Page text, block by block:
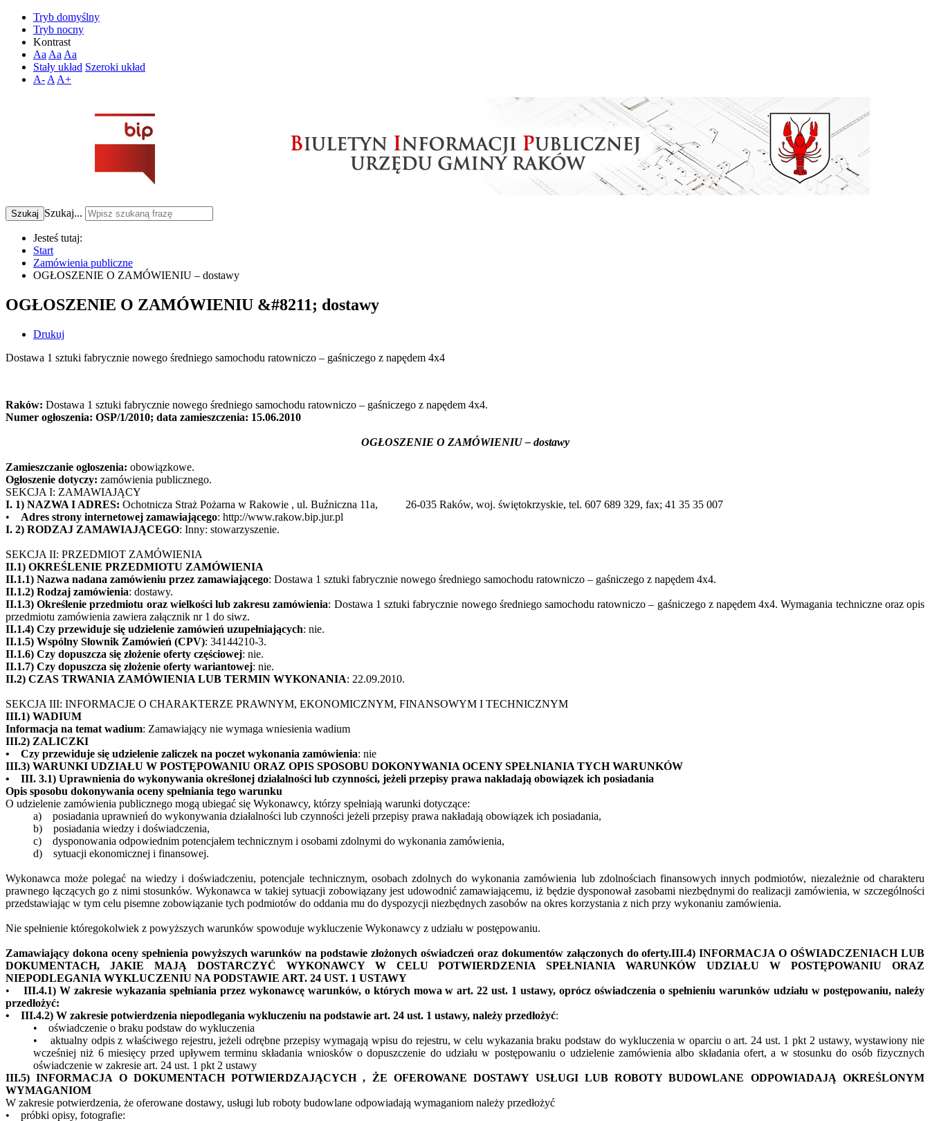
Tryb domyślny
Tryb nocny
Kontrast
Aa Aa Aa
Stały układ Szeroki układ
A- A A+
Szukaj Szukaj...
Jesteś tutaj:
Start
Zamówienia publiczne
OGŁOSZENIE O ZAMÓWIENIU – dostawy
OGŁOSZENIE O ZAMÓWIENIU &#8211; dostawy
Drukuj
Dostawa 1 sztuki fabrycznie nowego średniego samochodu ratowniczo – gaśniczego z napędem 4x4
Raków: Dostawa 1 sztuki fabrycznie nowego średniego samochodu ratowniczo – gaśniczego z napędem 4x4.
Numer ogłoszenia: OSP/1/2010; data zamieszczenia: 15.06.2010
OGŁOSZENIE O ZAMÓWIENIU – dostawy
Zamieszczanie ogłoszenia: obowiązkowe.
Ogłoszenie dotyczy: zamówienia publicznego.
SEKCJA I: ZAMAWIAJĄCY
I. 1) NAZWA I ADRES: Ochotnicza Straż Pożarna w Rakowie , ul. Buźniczna 11a, 26-035 Raków, woj. świętokrzyskie, tel. 607 689 329, fax; 41 35 35 007
• Adres strony internetowej zamawiającego: http://www.rakow.bip.jur.pl
I. 2) RODZAJ ZAMAWIAJĄCEGO: Inny: stowarzyszenie.
SEKCJA II: PRZEDMIOT ZAMÓWIENIA
II.1) OKREŚLENIE PRZEDMIOTU ZAMÓWIENIA
II.1.1) Nazwa nadana zamówieniu przez zamawiającego: Dostawa 1 sztuki fabrycznie nowego średniego samochodu ratowniczo – gaśniczego z napędem 4x4.
II.1.2) Rodzaj zamówienia: dostawy.
II.1.3) Określenie przedmiotu oraz wielkości lub zakresu zamówienia: Dostawa 1 sztuki fabrycznie nowego średniego samochodu ratowniczo – gaśniczego z napędem 4x4. Wymagania techniczne oraz opis
przedmiotu zamówienia zawiera załącznik nr 1 do siwz.
II.1.4) Czy przewiduje się udzielenie zamówień uzupełniających: nie.
II.1.5) Wspólny Słownik Zamówień (CPV): 34144210-3.
II.1.6) Czy dopuszcza się złożenie oferty częściowej: nie.
II.1.7) Czy dopuszcza się złożenie oferty wariantowej: nie.
II.2) CZAS TRWANIA ZAMÓWIENIA LUB TERMIN WYKONANIA: 22.09.2010.
SEKCJA III: INFORMACJE O CHARAKTERZE PRAWNYM, EKONOMICZNYM, FINANSOWYM I TECHNICZNYM
III.1) WADIUM
Informacja na temat wadium: Zamawiający nie wymaga wniesienia wadium
III.2) ZALICZKI
• Czy przewiduje się udzielenie zaliczek na poczet wykonania zamówienia: nie
III.3) WARUNKI UDZIAŁU W POSTĘPOWANIU ORAZ OPIS SPOSOBU DOKONYWANIA OCENY SPEŁNIANIA TYCH WARUNKÓW
• III. 3.1) Uprawnienia do wykonywania określonej działalności lub czynności, jeżeli przepisy prawa nakładają obowiązek ich posiadania
Opis sposobu dokonywania oceny spełniania tego warunku
O udzielenie zamówienia publicznego mogą ubiegać się Wykonawcy, którzy spełniają warunki dotyczące:
a) posiadania uprawnień do wykonywania działalności lub czynności jeżeli przepisy prawa nakładają obowiązek ich posiadania,
b) posiadania wiedzy i doświadczenia,
c) dysponowania odpowiednim potencjałem technicznym i osobami zdolnymi do wykonania zamówienia,
d) sytuacji ekonomicznej i finansowej.
Wykonawca może polegać na wiedzy i doświadczeniu, potencjale technicznym, osobach zdolnych do wykonania zamówienia lub zdolnościach finansowych innych podmiotów, niezależnie od charakteru
prawnego łączących go z nimi stosunków. Wykonawca w takiej sytuacji zobowiązany jest udowodnić zamawiającemu, iż będzie dysponował zasobami niezbędnymi do realizacji zamówienia, w szczególności
przedstawiając w tym celu pisemne zobowiązanie tych podmiotów do oddania mu do dyspozycji niezbędnych zasobów na okres korzystania z nich przy wykonaniu zamówienia.
Nie spełnienie któregokolwiek z powyższych warunków spowoduje wykluczenie Wykonawcy z udziału w postępowaniu.
Zamawiający dokona oceny spełnienia powyższych warunków na podstawie złożonych oświadczeń oraz dokumentów załączonych do oferty.III.4) INFORMACJA O OŚWIADCZENIACH LUB
DOKUMENTACH, JAKIE MAJĄ DOSTARCZYĆ WYKONAWCY W CELU POTWIERDZENIA SPEŁNIANIA WARUNKÓW UDZIAŁU W POSTĘPOWANIU ORAZ
NIEPODLEGANIA WYKLUCZENIU NA PODSTAWIE ART. 24 UST. 1 USTAWY
• III.4.1) W zakresie wykazania spełniania przez wykonawcę warunków, o których mowa w art. 22 ust. 1 ustawy, oprócz oświadczenia o spełnieniu warunków udziału w postępowaniu, należy
przedłożyć:
• III.4.2) W zakresie potwierdzenia niepodlegania wykluczeniu na podstawie art. 24 ust. 1 ustawy, należy przedłożyć:
• oświadczenie o braku podstaw do wykluczenia
• aktualny odpis z właściwego rejestru, jeżeli odrębne przepisy wymagają wpisu do rejestru, w celu wykazania braku podstaw do wykluczenia w oparciu o art. 24 ust. 1 pkt 2 ustawy, wystawiony nie
wcześniej niż 6 miesięcy przed upływem terminu składania wniosków o dopuszczenie do udziału w postępowaniu o udzielenie zamówienia albo składania ofert, a w stosunku do osób fizycznych
oświadczenie w zakresie art. 24 ust. 1 pkt 2 ustawy
III.5) INFORMACJA O DOKUMENTACH POTWIERDZAJĄCYCH , ŻE OFEROWANE DOSTAWY USŁUGI LUB ROBOTY BUDOWLANE ODPOWIADAJĄ OKREŚLONYM
WYMAGANIOM
W zakresie potwierdzenia, że oferowane dostawy, usługi lub roboty budowlane odpowiadają wymaganiom należy przedłożyć
• próbki opisy, fotografie: